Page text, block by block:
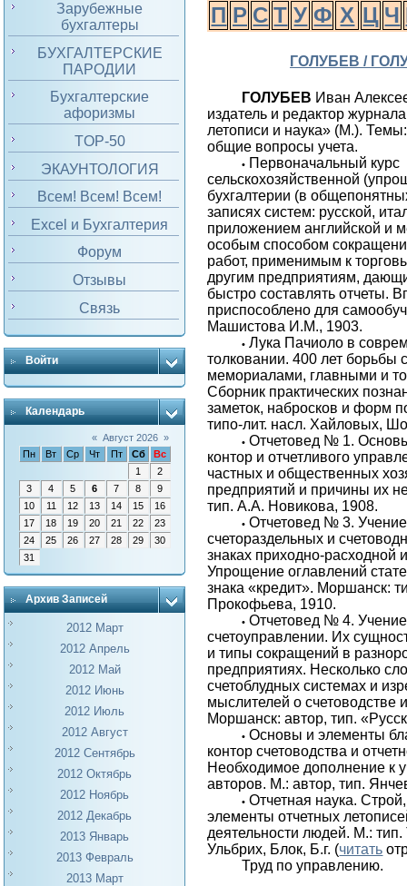
Зарубежные
бухгалтеры
БУХГАЛТЕРСКИЕ
ПАРОДИИ
Бухгалтерские
афоризмы
TOP-50
ЭКАУНТОЛОГИЯ
Всем! Всем! Всем!
Excel и Бухгалтерия
Форум
Отзывы
Связь
Войти
Календарь
« Август 2026 »
Пн
Вт Ср Чт Пт Сб
Вс
1
2
3
4 5 6 7 8
9
10
11 12 13 14 15
16
17
18 19 20 21 22
23
24
25 26 27 28 29
30
31
Архив Записей
2012 Март
2012 Апрель
2012 Май
2012 Июнь
2012 Июль
2012 Август
2012 Сентябрь
2012 Октябрь
2012 Ноябрь
2012 Декабрь
2013 Январь
2013 Февраль
2013 Март
П Р С Т У Ф Х Ц Ч
ГОЛУБЕВ /
ГОЛУБЕВ Иван
издатель и редактор
летописи и наука» (М.).
общие вопросы учета.
• Первоначальный курс
сельскохозяйственной
бухгалтерии (в
записях систем: русской,
приложением английской и
особым способом
работ, применимым к
другим предприятиям,
быстро составлять отчеты.
приспособлено для
Машистова И.М., 1903.
• Лука Пачиоло в
толковании. 400 лет борьбы
мемориалами, главными и
Сборник практических
заметок, набросков и форм
типо-лит. насл. Хайловых,
• Отчетовед № 1.
контор и отчетливого
частных и общественных
предприятий и причины их
тип. А.А. Новикова, 1908.
• Отчетовед № 3.
счетораздельных и
знаках приходно-расходной
Упрощение оглавлений
знака «кредит». Моршанск:
Прокофьева, 1910.
• Отчетовед № 4. Учение
счетоуправлении. Их
и типы сокращений в
предприятиях. Несколько
счетоблудных системах и
мыслителей о счетоводстве
Моршанск: автор, тип.
• Основы и элементы
контор счетоводства и
Необходимое дополнение к
авторов. М.: автор, тип.
• Отчетная наука.
элементы отчетных
деятельности людей. М.:
Ульбрих, Блок, Б.г. (читать
Труд по управлению.